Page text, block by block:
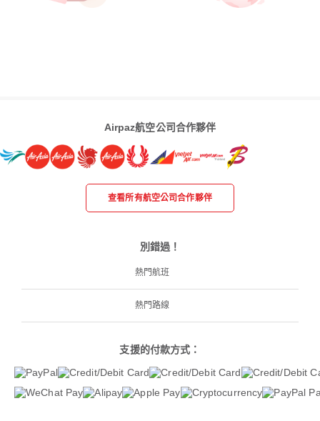
Airpaz航空公司合作夥伴
查看所有航空公司合作夥伴
別錯過！
熱門航班
熱門路線
支援的付款方式：